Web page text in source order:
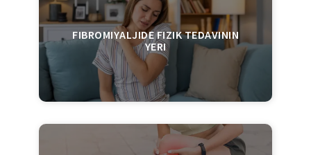
FIBROMIYALJIDE FIZIK TEDAVININ
YERI